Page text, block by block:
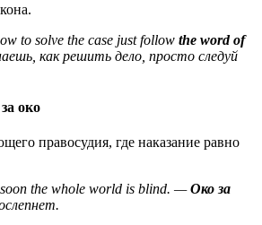
to solve the case just follow the word of
как решить дело, просто следуй
око
правосудия, где наказание равно
soon the whole world is blind. —Око за